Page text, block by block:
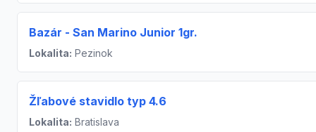
Bazár - San Marino Junior 1gr.
Lokalita: Pezinok
Žľabové stavidlo typ 4.6
Lokalita: Bratislava